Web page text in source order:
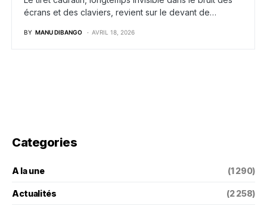
écrans et des claviers, revient sur le devant de…
BY MANU DIBANGO AVRIL 18, 2026
Categories
A la une (1 290)
Actualités (2 258)